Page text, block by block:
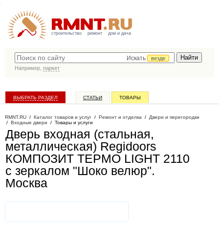
строительство ремонт дом и дача
Искать
везде
Например, паркет
ВЫБРАТЬ РАЗДЕЛ СТАТЬИ ТОВАРЫ
RMNT.RU / Каталог товаров и услуг / Ремонт и отделка / Двери и перегородки
/ Входные двери / Товары и услуги
Дверь входная (стальная,
металлическая) Regidoors
КОМПОЗИТ ТЕРМО LIGHT 2110
с зеркалом "Шоко велюр".
Москва